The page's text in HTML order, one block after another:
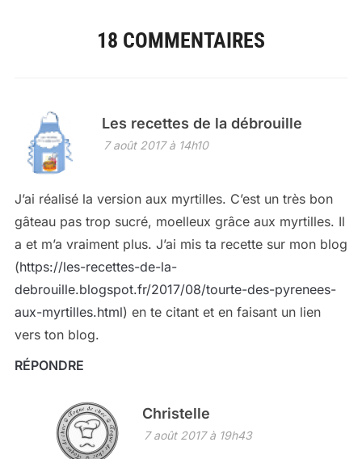
18 COMMENTAIRES
Les recettes de la débrouille
7 août 2017 à 14h10
J’ai réalisé la version aux myrtilles. C’est un très bon
gâteau pas trop sucré, moelleux grâce aux myrtilles. Il
a et m’a vraiment plus. J’ai mis ta recette sur mon blog
(https://les-recettes-de-la-
debrouille.blogspot.fr/2017/08/tourte-des-pyrenees-
aux-myrtilles.html) en te citant et en faisant un lien
vers ton blog.
RÉPONDRE
Christelle
7 août 2017 à 19h43